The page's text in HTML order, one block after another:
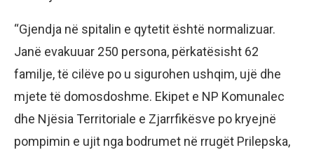
“Gjendja në spitalin e qytetit është normalizuar.
Janë evakuuar 250 persona, përkatësisht 62
familje, të cilëve po u sigurohen ushqim, ujë dhe
mjete të domosdoshme. Ekipet e NP Komunalec
dhe Njësia Territoriale e Zjarrfikësve po kryejnë
pompimin e ujit nga bodrumet në rrugët Prilepska,